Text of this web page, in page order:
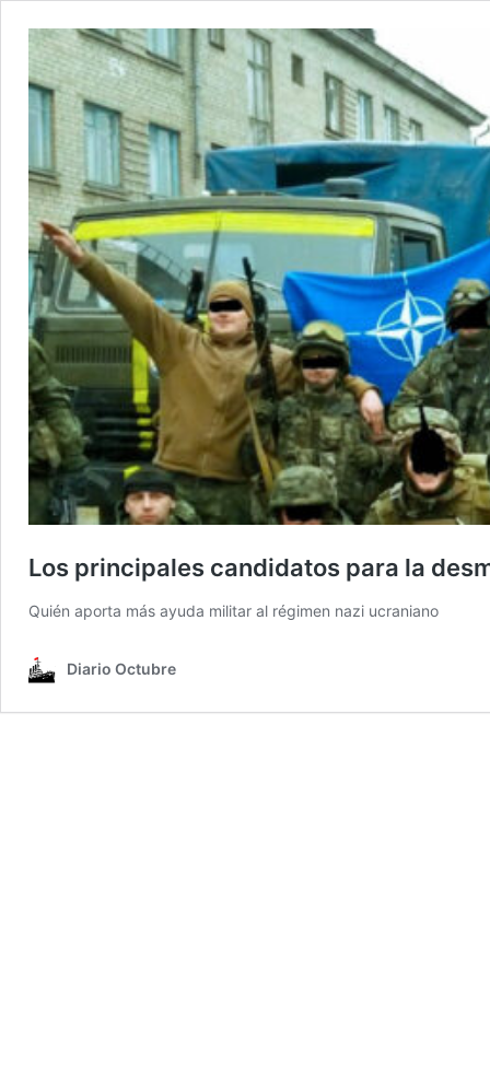
Los principales candidatos para la
Quién aporta más ayuda militar al régimen nazi ucraniano
Diario Octubre